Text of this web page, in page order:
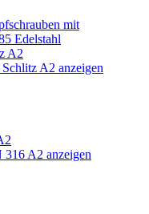
mit
Edelstahl
A2
A2 anzeigen
A2 anzeigen